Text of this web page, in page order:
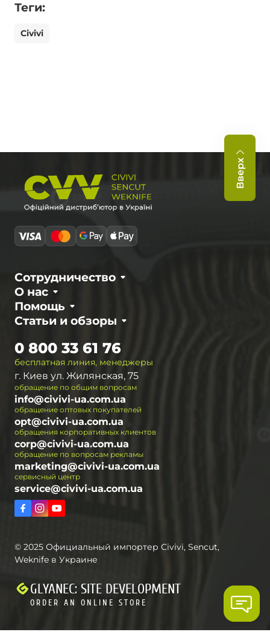
Теги:
Civivi
Вверх
О нас
Сотрудничество
Статьи и обзоры
Помощь
бесплатная линия, менеджеры
0 800 33 61 76
г. Киев ул. Жилянская, 75
обращение по общим вопросам
info@civivi-ua.com.ua
обращение оптовых покупателей
opt@civivi-ua.com.ua
обращения корпоративных клиентов
corp@civivi-ua.com.ua
обращение по вопросам рекламы
marketing@civivi-ua.com.ua
сервисный центр
service@civivi-ua.com.ua
© 2025 Официальный импортер Civivi, Sencut,
Weknife в Украине
GLYANEC: SITE DEVELOPMENT
ORDER AN ONLINE STORE